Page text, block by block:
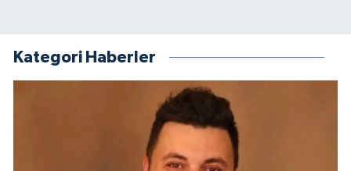
Kategori Haberler